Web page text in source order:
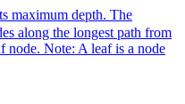
maximum depth. The
along the longest path from
node. Note: A leaf is a node